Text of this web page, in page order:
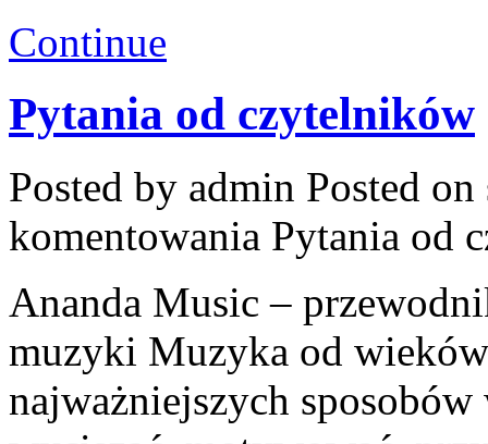
Continue
Pytania od czytelników
Posted by admin Posted
komentowania Pytania od
Ananda Music –
muzyki Muzyka od
najważniejszych